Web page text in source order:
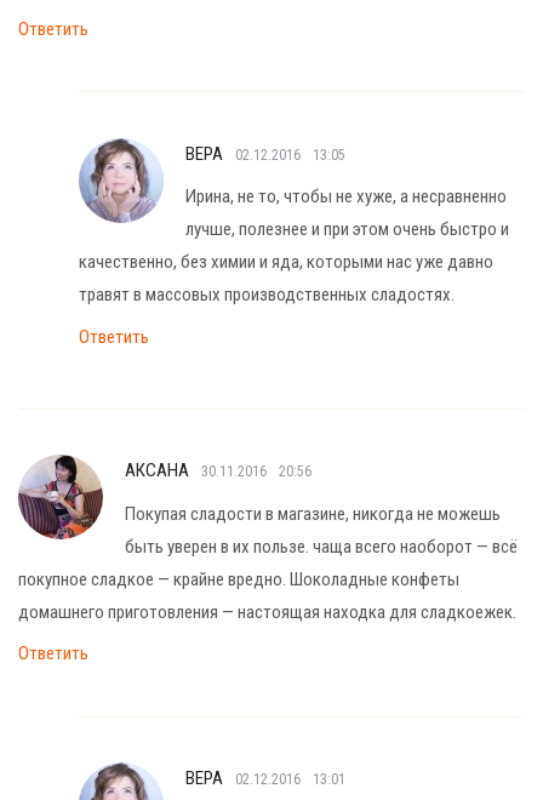
Ответить
ВЕРА 02.12.2016 13:05
Ирина, не то, чтобы не хуже, а несравненно
лучше, полезнее и при этом очень быстро и
качественно, без химии и яда, которыми нас уже давно
травят в массовых производственных сладостях.
Ответить
АКСАНА 30.11.2016 20:56
Покупая сладости в магазине, никогда не можешь
быть уверен в их пользе. чаща всего наоборот — всё
покупное сладкое — крайне вредно. Шоколадные конфеты
домашнего приготовления — настоящая находка для сладкоежек.
Ответить
ВЕРА 02.12.2016 13:01